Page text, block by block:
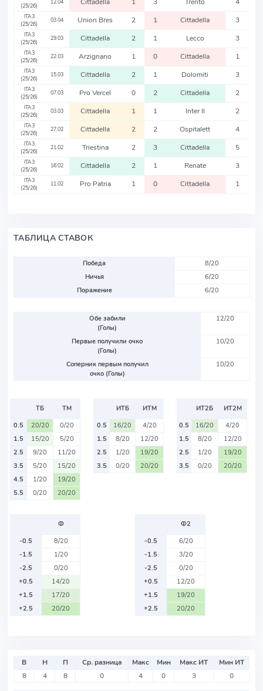
(25/26)
12.04 Cittadella 1 3 Trento 4
ITA3
(25/26)
03.04 Union Bres 2 1 Cittadella 3
ITA3
(25/26)
29.03 Cittadella 2 1 Lecco 3
ITA3
(25/26)
22.03 Arzignano 1 0 Cittadella 1
ITA3
(25/26)
15.03 Cittadella 2 1 Dolomiti 3
ITA3
(25/26)
07.03 Pro Vercel 0 2 Cittadella 2
ITA3
(25/26)
03.03 Cittadella 1 1 Inter II 2
ITA3
(25/26)
27.02 Cittadella 2 2 Ospitalett 4
ITA3
(25/26)
21.02 Triestina 2 3 Cittadella 5
ITA3
(25/26)
16.02 Cittadella 2 1 Renate 3
ITA3
(25/26)
11.02 Pro Patria 1 0 Cittadella 1
ТАБЛИЦА СТАВОК
Победа
8/20
Ничья
6/20
Поражение
6/20
Обе забили
(Голы)
12/20
Первые получили очко
(Голы)
10/20
Соперник первым получил
очко (Голы)
10/20
ТБ
ТМ
0.5
20/20
0/20
1.5
15/20
5/20
2.5
9/20
11/20
3.5
5/20
15/20
4.5
1/20
19/20
5.5
0/20 20/20
ИТБ
ИТМ
0.5
16/20
4/20
1.5
8/20
12/20
2.5
1/20
19/20
3.5
0/20 20/20
ИТ2Б
ИТ2М
0.5
16/20
4/20
1.5
8/20
12/20
2.5
1/20
19/20
3.5
0/20 20/20
Ф
-0.5
8/20
-1.5
1/20
-2.5
0/20
+0.5
14/20
+1.5
17/20
+2.5
20/20
Ф2
-0.5
6/20
-1.5
3/20
-2.5
0/20
+0.5
12/20
+1.5
19/20
+2.5
20/20
В Н П Ср. разница Макс Мин Макс ИТ
Мин ИТ
8
4 8 0 4 0 3 0